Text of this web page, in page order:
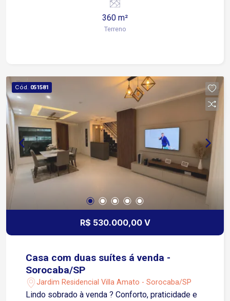
360 m²
Terreno
Cód. 051581
R$ 530.000,00 V
Casa com duas suítes á venda -
Sorocaba/SP
Jardim Residencial Villa Amato - Sorocaba/SP
Lindo sobrado à venda ? Conforto, praticidade e